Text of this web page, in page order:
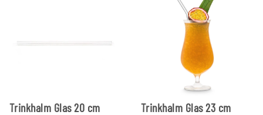
Trinkhalm Glas 20 cm
Trinkhalm Glas 23 cm